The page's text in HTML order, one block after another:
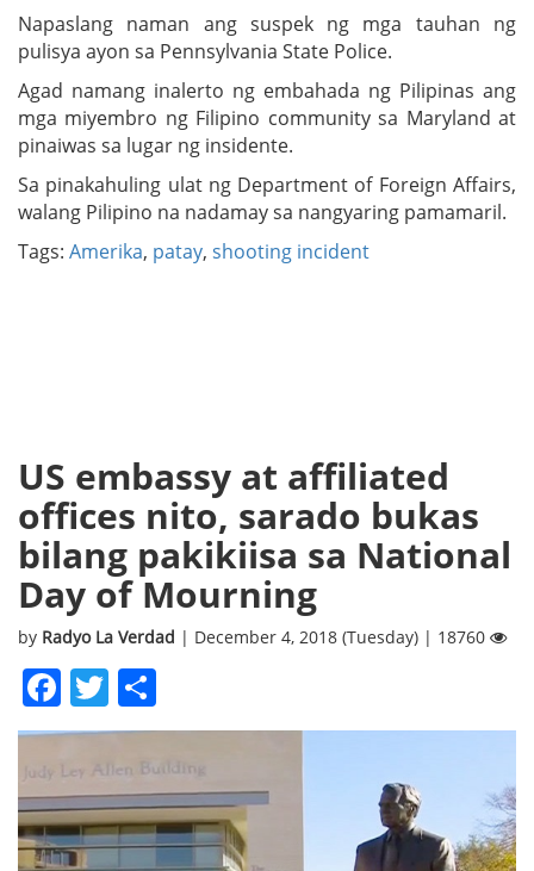
Napaslang naman ang suspek ng mga tauhan ng
pulisya ayon sa Pennsylvania State Police.
Agad namang inalerto ng embahada ng Pilipinas ang
mga miyembro ng Filipino community sa Maryland at
pinaiwas sa lugar ng insidente.
Sa pinakahuling ulat ng Department of Foreign Affairs,
walang Pilipino na nadamay sa nangyaring pamamaril.
Tags: Amerika, patay, shooting incident
US embassy at affiliated
offices nito, sarado bukas
bilang pakikiisa sa National
Day of Mourning
by Radyo La Verdad | December 4, 2018 (Tuesday) | 18760
Facebook
Twitter